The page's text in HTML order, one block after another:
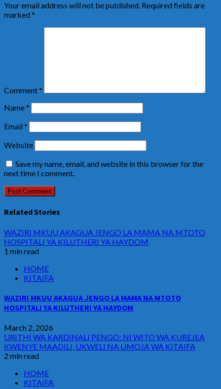
Your email address will not be published. Required fields are
marked*
Comment*
Name*
Email*
Website
Save my name, email, and website in this browser for the
next time I comment.
Related Stories
WAZIRI MKUU AKAGUA JENGO LA MAMA NA MTOTO
HOSPITALI YA KILUTHERI YA HAYDOM
1 min read
HOME
KITAIFA
WAZIRI MKUU AKAGUA JENGO LA MAMA NA MTOTO
HOSPITALI YA KILUTHERI YA HAYDOM
March 2, 2026
URITHI WA KARDINALI PENGO: NI WITO WA KUREJEA
KWENYE MAADILI, UKWELI NA UMOJA WA KITAIFA
2 min read
HOME
KITAIFA